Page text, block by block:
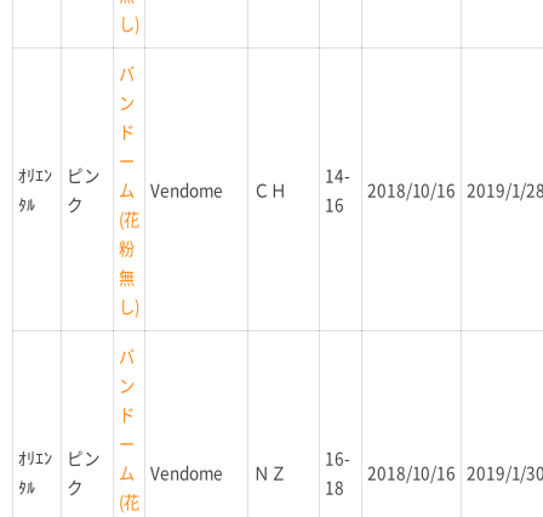
し)
ｵﾘｴﾝ
ﾀﾙ
ピン
ク
バ
ン
ド
ー
ム
(花
粉
無
し)
Vendome ＣＨ
14-
16
2018/10/16 2019/1/
ｵﾘｴﾝ
ﾀﾙ
ピン
ク
バ
ン
ド
ー
ム
(花
Vendome ＮＺ
16-
18
2018/10/16 2019/1/